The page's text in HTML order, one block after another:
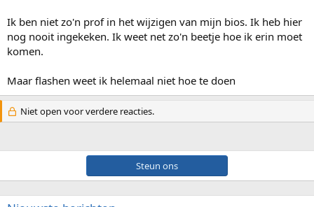
Ik ben niet zo'n prof in het wijzigen van mijn bios. Ik heb hier
nog nooit ingekeken. Ik weet net zo'n beetje hoe ik erin moet
komen.
Maar flashen weet ik helemaal niet hoe te doen
Niet open voor verdere reacties.
Steun ons